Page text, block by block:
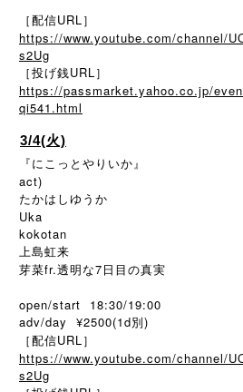
［配信URL］
https://www.youtube.com/channel/
s2Ug
［投げ銭URL］
https://passmarket.yahoo.co.jp/
qi541.html
3/4(火)
『にこっとやりいか』
act)
たかはしゆうか
Uka
kokotan
上島虹来
芽菜fr.透明な7日目の真実
open/start 18:30/19:00
adv/day ¥2500(1d別)
［配信URL］
https://www.youtube.com/channel/
s2Ug